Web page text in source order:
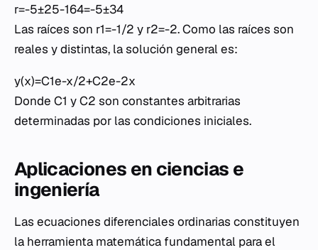
r=-5±25-164=-5±34
Las raíces son r1=-1/2 y r2=-2. Como las raíces son
reales y distintas, la solución general es:
y(x)=C1e-x/2+C2e-2x
Donde C1 y C2 son constantes arbitrarias
determinadas por las condiciones iniciales.
Aplicaciones en ciencias e
ingeniería
Las ecuaciones diferenciales ordinarias constituyen
la herramienta matemática fundamental para el